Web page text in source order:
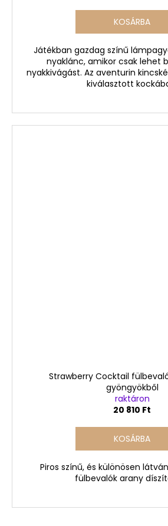
KOSÁRBA
Játékban gazdag színű
nyaklánc, amikor csak lehet
nyakkivágást. Az aventurin
kiválasztott
Strawberry Cocktail
gyöngyökből
raktáron
20 810 Ft
KOSÁRBA
Piros színű, és különösen
fülbevalók arany